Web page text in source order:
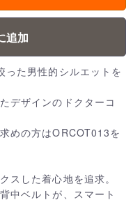
追加
った男性的シルエットを
デザインのドクターコ
めの方はORCOT013を
スした着心地を追求。
中ベルトが、スマート